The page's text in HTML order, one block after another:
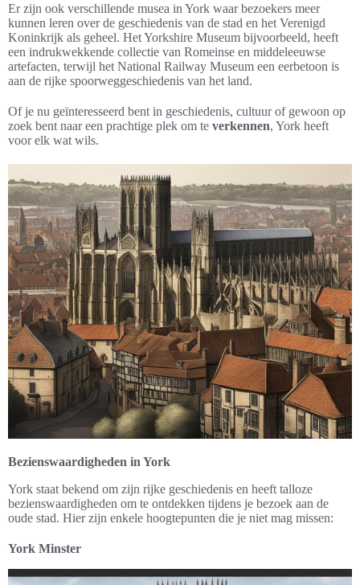
Er zijn ook verschillende musea in York waar bezoekers meer
kunnen leren over de geschiedenis van de stad en het Verenigd
Koninkrijk als geheel. Het Yorkshire Museum bijvoorbeeld, heeft
een indrukwekkende collectie van Romeinse en middeleeuwse
artefacten, terwijl het National Railway Museum een eerbetoon is
aan de rijke spoorweggeschiedenis van het land.
Of je nu geïnteresseerd bent in geschiedenis, cultuur of gewoon op
zoek bent naar een prachtige plek om te verkennen, York heeft
voor elk wat wils.
Bezienswaardigheden in York
York staat bekend om zijn rijke geschiedenis en heeft talloze
bezienswaardigheden om te ontdekken tijdens je bezoek aan de
oude stad. Hier zijn enkele hoogtepunten die je niet mag missen:
York Minster